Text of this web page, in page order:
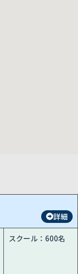
詳細
スクール：600名